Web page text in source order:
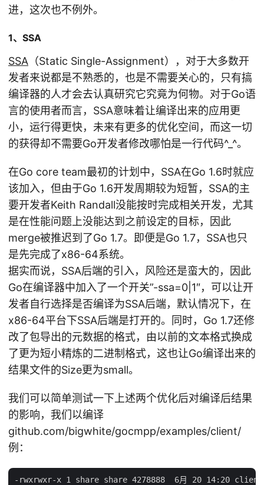
进，这次也不例外。
1、SSA
SSA （Static Single-Assignment），对于大多数开
发者来说都是不熟悉的，也是不需要关心的，只有搞
编译器的人才会去认真研究它究竟为何物。对于Go语
言的使用者而言，SSA意味着让编译出来的应用更
小，运行得更快，未来有更多的优化空间，而这一切
的获得却不需要Go开发者修改哪怕是一行代码^_^。
在Go core team最初的计划中，SSA在Go 1.6时就应
该加入，但由于Go 1.6开发周期较为短暂，SSA的主
要开发者Keith Randall没能按时完成相关开发，尤其
是在性能问题上没能达到之前设定的目标，因此
merge被推迟到了Go 1.7。即便是Go 1.7，SSA也只
是先完成了x86-64系统。
据实而说，SSA后端的引入，风险还是蛮大的，因此
Go在编译器中加入了一个开关”-ssa=0|1″，可以让开
发者自行选择是否编译为SSA后端，默认情况下，在
x86-64平台下SSA后端是打开的。同时，Go 1.7还修
改了包导出的元数据的格式，由以前的文本格式换成
了更为短小精炼的二进制格式，这也让Go编译出来的
结果文件的Size更为small。
我们可以简单测试一下上述两个优化后对编译后结果
的影响，我们以编译
github.com/bigwhite/gocmpp/examples/client/
例：
-rwxrwxr-x 1 share share 4278888  6月 20 14:20